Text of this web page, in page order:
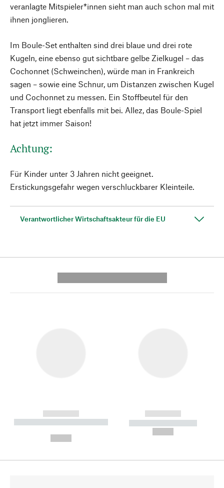
veranlagte Mitspieler*innen sieht man auch schon mal mit
ihnen jonglieren.
Im Boule-Set enthalten sind drei blaue und drei rote
Kugeln, eine ebenso gut sichtbare gelbe Zielkugel – das
Cochonnet (Schweinchen), würde man in Frankreich
sagen – sowie eine Schnur, um Distanzen zwischen Kugel
und Cochonnet zu messen. Ein Stoffbeutel für den
Transport liegt ebenfalls mit bei. Allez, das Boule-Spiel
hat jetzt immer Saison!
Achtung:
Für Kinder unter 3 Jahren nicht geeignet.
Erstickungsgefahr wegen verschluckbarer Kleinteile.
Verantwortlicher Wirtschaftsakteur für die EU
------------
----------- ----------- --------
------------
----------- -----------